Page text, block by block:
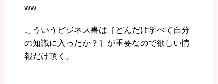
ww
こういうビジネス書は［どんだけ学べて自分
の知識に入ったか？］が重要なので欲しい情
報だけ頂く。